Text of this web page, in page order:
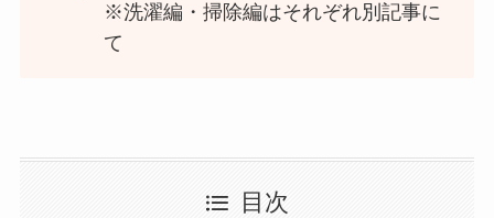
※洗濯編・掃除編はそれぞれ別記事に
て
目次